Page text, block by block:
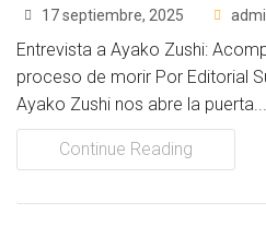
17 septiembre, 2025
Entrevista a Ayako Zushi:
proceso de morir Por Editorial
Ayako Zushi nos abre la puerta...
Continue Reading